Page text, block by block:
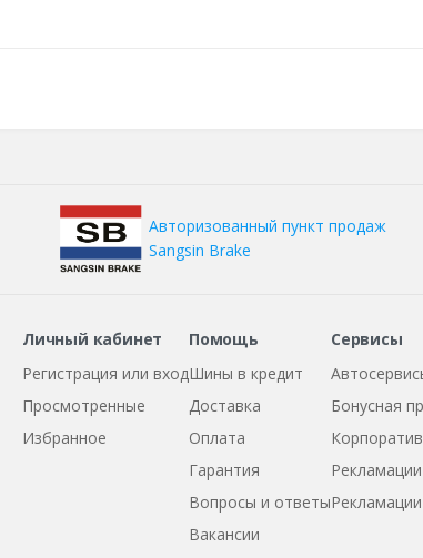
Авторизованный пункт продаж
Sangsin Brake
Личный кабинет
Регистрация или вход
Просмотренные
Избранное
Помощь
Шины в кредит
Доставка
Оплата
Гарантия
Вопросы и ответы
Вакансии
Сервисы
Бонусная